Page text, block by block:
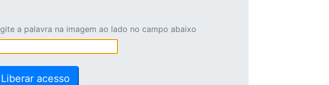
a palavra na imagem ao lado no campo abaixo